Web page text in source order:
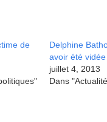
de
Delphine
avoir été
juillet 4, 2013
Dans